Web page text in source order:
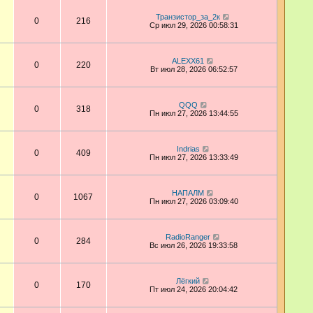
0 216
Транзистор_за_2к
Ср июл 29, 2026 00:58:31
0 220
ALEXX61
Вт июл 28, 2026 06:52:57
0 318
QQQ
Пн июл 27, 2026 13:44:55
0 409
Indrias
Пн июл 27, 2026 13:33:49
0 1067
НАПАЛМ
Пн июл 27, 2026 03:09:40
0 284
RadioRanger
Вс июл 26, 2026 19:33:58
0 170
Лёгкий
Пт июл 24, 2026 20:04:42